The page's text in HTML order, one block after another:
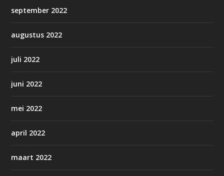
september 2022
augustus 2022
juli 2022
juni 2022
mei 2022
april 2022
maart 2022